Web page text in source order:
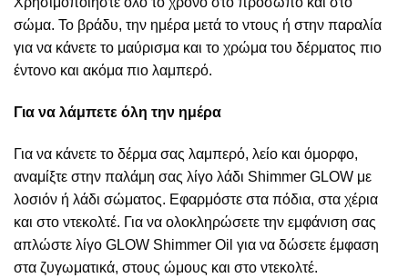
σώμα. Το βράδυ, την ημέρα μετά το ντους ή στην παραλία
για να κάνετε το μαύρισμα και το χρώμα του δέρματος πιο
έντονο και ακόμα πιο λαμπερό.
Για να λάμπετε όλη την ημέρα
Για να κάνετε το δέρμα σας λαμπερό, λείο και όμορφο,
αναμίξτε στην παλάμη σας λίγο λάδι Shimmer GLOW με
λοσιόν ή λάδι σώματος. Εφαρμόστε στα πόδια, στα χέρια
και στο ντεκολτέ. Για να ολοκληρώσετε την εμφάνιση σας
απλώστε λίγο GLOW Shimmer Oil για να δώσετε έμφαση
στα ζυγωματικά, στους ώμους και στο ντεκολτέ.